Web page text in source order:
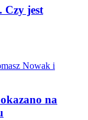
Czy jest
na